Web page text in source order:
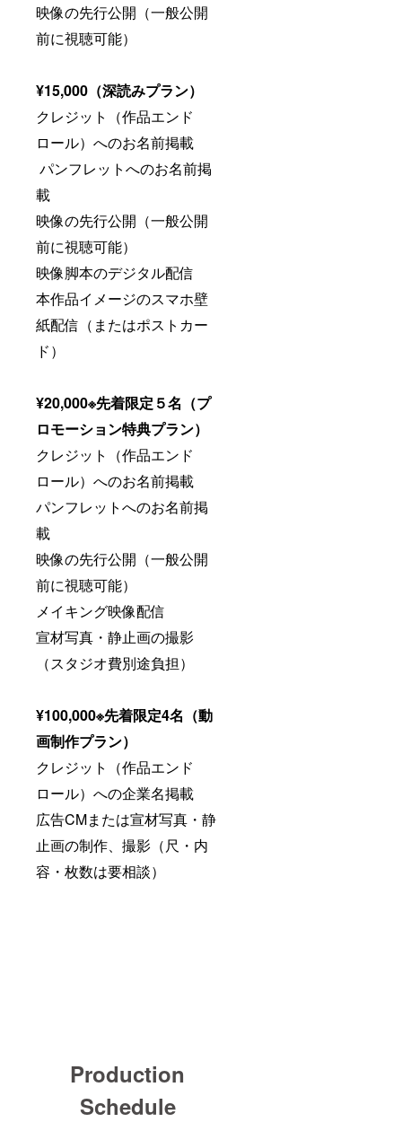
映像の先行公開（一般公開
前に視聴可能）
¥15,000（深読みプラン）
クレジット（作品エンド
ロール）へのお名前掲載
パンフレットへのお名前掲
載
映像の先行公開（一般公開
前に視聴可能）
映像脚本のデジタル配信
本作品イメージのスマホ壁
紙配信（またはポストカー
ド）
¥20,000※先着限定５名（プ
ロモーション特典プラン）
クレジット（作品エンド
ロール）へのお名前掲載
パンフレットへのお名前掲
載
映像の先行公開（一般公開
前に視聴可能）
メイキング映像配信
宣材写真・静止画の撮影
（スタジオ費別途負担）
¥100,000※先着限定4名（動
画制作プラン）
クレジット（作品エンド
ロール）への企業名掲載
広告CMまたは宣材写真・静
止画の制作、撮影（尺・内
容・枚数は要相談）
Production
Schedule